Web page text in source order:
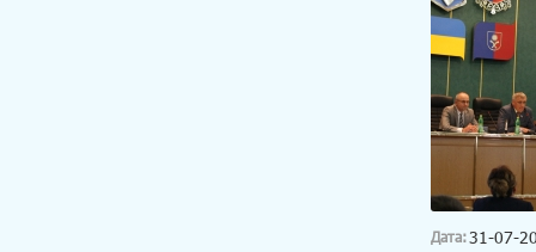
Дата:31-07-